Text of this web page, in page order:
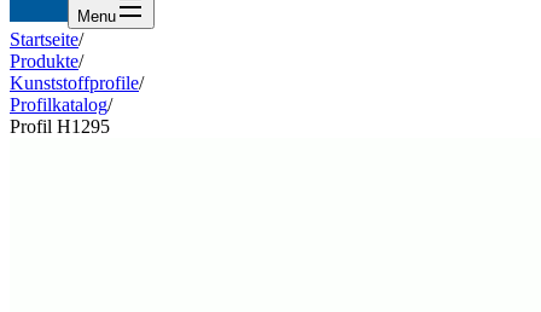
Menu
Startseite/
Produkte/
Kunststoffprofile/
Profilkatalog/
Profil H1295